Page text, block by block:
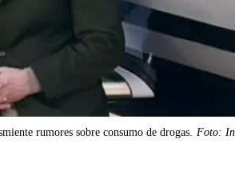
rumores sobre consumo de drogas. Foto: